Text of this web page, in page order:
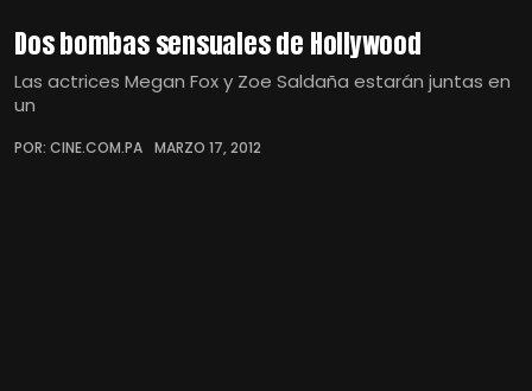
Dos bombas sensuales de Hollywood
Las actrices Megan Fox y Zoe Saldaña estarán juntas en
un
POR: CINE.COM.PA MARZO 17, 2012